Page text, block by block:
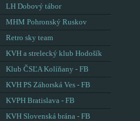
LH Dobový tábor
MHM Pohronský Ruskov
Retro sky team
KVH a strelecký klub Hodošík
Klub ČSĽA Kolíňany - FB
KVH PS Záhorská Ves - FB
KVPH Bratislava - FB
KVH Slovenská brána - FB